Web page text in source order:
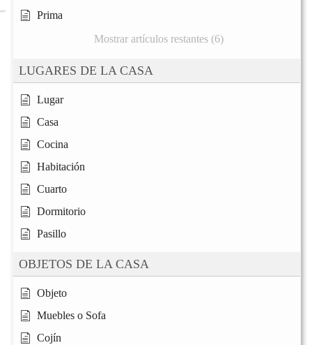
Prima
Mostrar artículos restantes (6)
LUGARES DE LA CASA
Lugar
Casa
Cocina
Habitación
Cuarto
Dormitorio
Pasillo
OBJETOS DE LA CASA
Objeto
Muebles o Sofa
Cojín